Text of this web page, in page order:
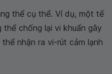
thể cụ thể. Ví dụ, một tế
chống lại vi khuẩn gây
nhận ra vi-rút cảm lạnh